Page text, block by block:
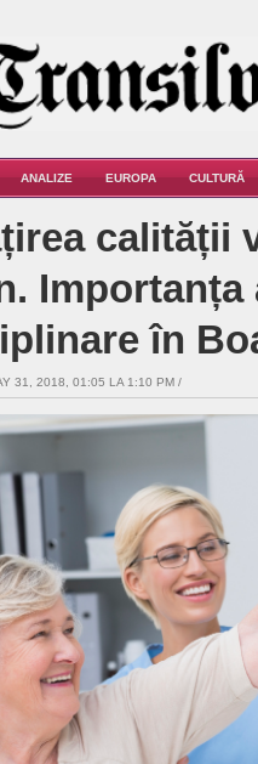
ANALIZE EUROPA CULTURĂ
calității
Importanța
în
31, 2018, 01:05 LA 1:10 PM /